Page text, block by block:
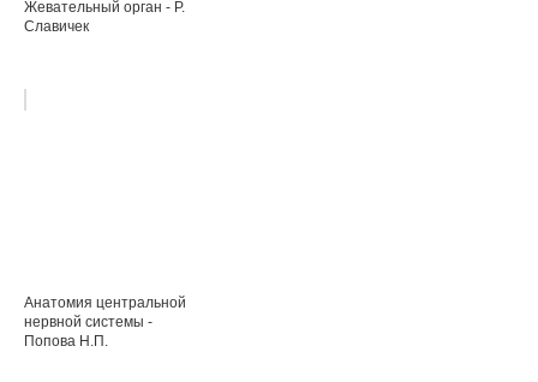
Жевательный орган - Р.
Славичек
Анатомия центральной
нервной системы -
Попова Н.П.